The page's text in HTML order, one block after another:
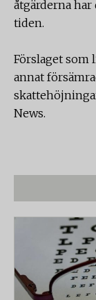
åtgärderna
tiden.
Förslaget som
annat
News.